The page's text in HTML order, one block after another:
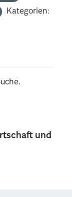
und
Kategorien: